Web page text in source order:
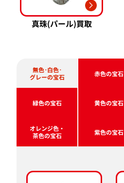
真珠(パール)買取
無色･白色･
グレーの宝石
赤色の宝石
緑色の宝石 黄色の宝石
オレンジ色・
茶色の宝石
紫色の宝石